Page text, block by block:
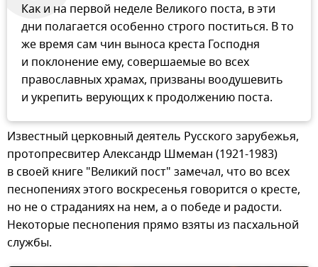
Как и на первой неделе Великого поста, в эти
дни полагается особенно строго поститься. В то
же время сам чин выноса креста Господня
и поклонение ему, совершаемые во всех
православных храмах, призваны воодушевить
и укрепить верующих к продолжению поста.
Известный церковный деятель Русского зарубежья,
протопресвитер Александр Шмеман (1921-1983)
в своей книге "Великий пост" замечал, что во всех
песнопениях этого воскресенья говорится о кресте,
но не о страданиях на нем, а о победе и радости.
Некоторые песнопения прямо взяты из пасхальной
службы.